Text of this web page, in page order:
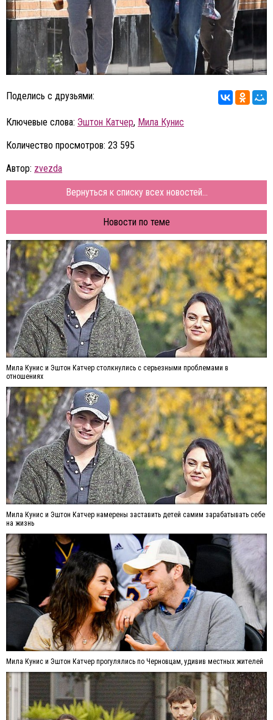
Поделись с друзьями:
Ключевые слова: Эштон Катчер, Мила Кунис
Количество просмотров: 23 595
Автор: zvezda
Вернуться к списку всех новостей...
Новости по теме
Мила Кунис и Эштон Катчер столкнулись с серьезными проблемами в
отношениях
Мила Кунис и Эштон Катчер намерены заставить детей самим зарабатывать себе
на жизнь
Мила Кунис и Эштон Катчер прогулялись по Черновцам, удивив местных жителей